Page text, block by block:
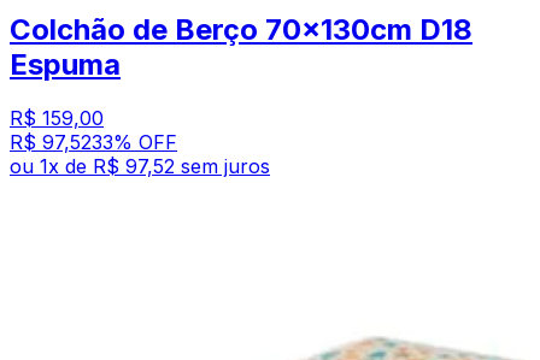
Colchão de Berço 70x130cm D18
Espuma
R$ 159,00
R$ 97,5233% OFF
ou 1x de R$ 97,52 sem juros